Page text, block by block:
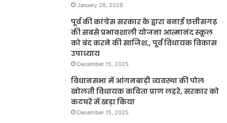
January 28, 2026
पूर्व की कांग्रेस सरकार के द्वारा बनाई छत्तीसगढ़
की सबसे प्रभावशाली योजना आत्मानंद स्कूल
को बंद करने की साजिश,, पूर्व विधायक विकास
उपाध्याय
December 15, 2025
विधानसभा में आंगनबाड़ी व्यवस्था की पोल
खोलती विधायक कविता प्राण लहरे, सरकार को
कटघरे में खड़ा किया
December 15, 2025